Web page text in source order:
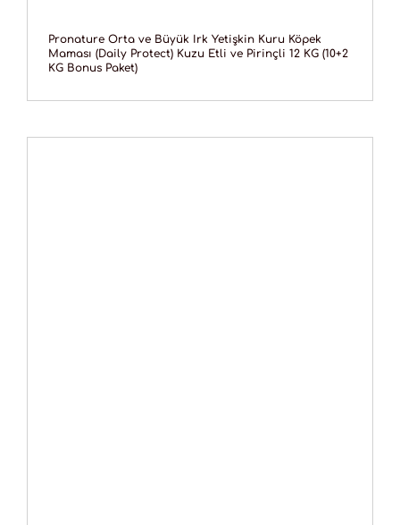
Pronature Orta ve Büyük Irk Yetişkin Kuru Köpek
Maması (Daily Protect) Kuzu Etli ve Pirinçli 12 KG (10+2
KG Bonus Paket)